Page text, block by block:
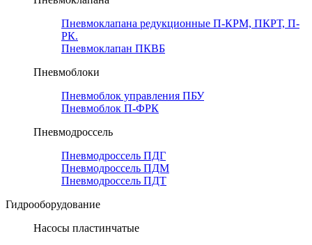
Пневмоклапана редукционные П-КРМ, ПКРТ, П-
РК.
Пневмоклапан ПКВБ
Пневмоблоки
Пневмоблок управления ПБУ
Пневмоблок П-ФРК
Пневмодроссель
Пневмодроссель ПДГ
Пневмодроссель ПДМ
Пневмодроссель ПДТ
Гидрооборудование
Насосы пластинчатые